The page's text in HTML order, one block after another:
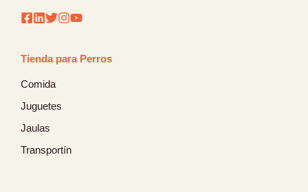
Tienda para Perros
Comida
Juguetes
Jaulas
Transportín